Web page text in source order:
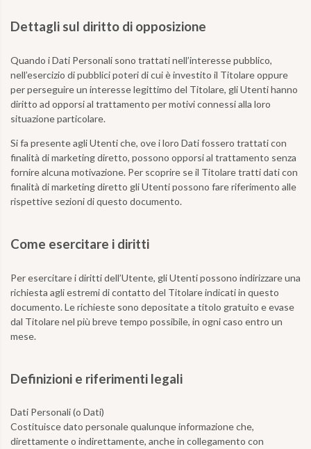
Dettagli sul diritto di opposizione
Quando i Dati Personali sono trattati nell’interesse pubblico,
nell’esercizio di pubblici poteri di cui è investito il Titolare oppure
per perseguire un interesse legittimo del Titolare, gli Utenti hanno
diritto ad opporsi al trattamento per motivi connessi alla loro
situazione particolare.
Si fa presente agli Utenti che, ove i loro Dati fossero trattati con
finalità di marketing diretto, possono opporsi al trattamento senza
fornire alcuna motivazione. Per scoprire se il Titolare tratti dati con
finalità di marketing diretto gli Utenti possono fare riferimento alle
rispettive sezioni di questo documento.
Come esercitare i diritti
Per esercitare i diritti dell’Utente, gli Utenti possono indirizzare una
richiesta agli estremi di contatto del Titolare indicati in questo
documento. Le richieste sono depositate a titolo gratuito e evase
dal Titolare nel più breve tempo possibile, in ogni caso entro un
mese.
Definizioni e riferimenti legali
Dati Personali (o Dati)
Costituisce dato personale qualunque informazione che,
direttamente o indirettamente, anche in collegamento con